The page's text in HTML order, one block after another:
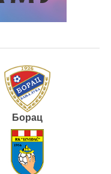
Борац